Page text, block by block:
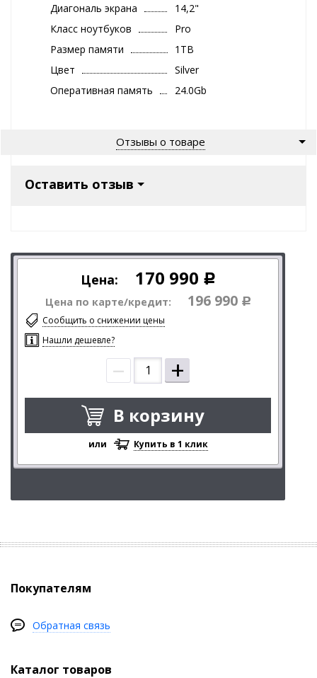
Диагональ экрана
14,2"
Класс ноутбуков
Pro
Размер памяти
1TB
Цвет
Silver
Оперативная память
24.0Gb
Отзывы о товаре
Оставить отзыв
Цена: 170 990 Р
Цена по карте/кредит: 196 990 Р
Сообщить о снижении цены
Нашли дешевле?
– +
В корзину
или Купить в 1 клик
Покупателям
Обратная связь
Каталог товаров